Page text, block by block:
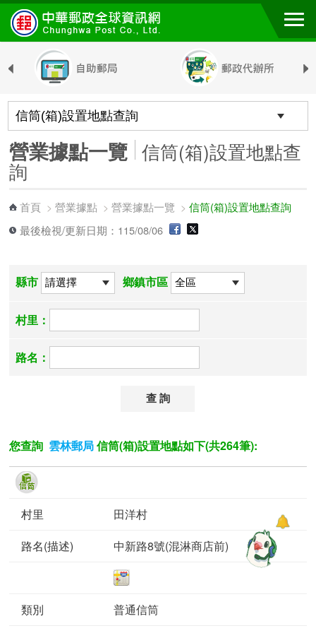
跳到主要內容區塊
營業據點一覽 信筒(箱)設置地點查
詢
首頁 >營業據點 >營業據點一覽 >信筒(箱)設置地點查詢
最後檢視/更新日期：115/08/06
縣市 鄉鎮市區
村里：
路名：
您查詢 雲林郵局 信筒(箱)設置地點如下(共264筆):
田洋村
中新路8號(混淋商店前)
普通信筒